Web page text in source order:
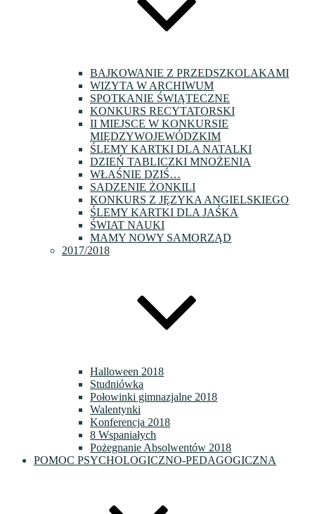
BAJKOWANIE Z PRZEDSZKOLAKAMI
WIZYTA W ARCHIWUM
SPOTKANIE ŚWIĄTECZNE
KONKURS RECYTATORSKI
II MIEJSCE W KONKURSIE
MIĘDZYWOJEWÓDZKIM
ŚLEMY KARTKI DLA NATALKI
DZIEŃ TABLICZKI MNOŻENIA
WŁAŚNIE DZIŚ…
SADZENIE ŻONKILI
KONKURS Z JĘZYKA ANGIELSKIEGO
ŚLEMY KARTKI DLA JAŚKA
ŚWIAT NAUKI
MAMY NOWY SAMORZĄD
2017/2018
Halloween 2018
Studniówka
Połowinki gimnazjalne 2018
Walentynki
Konferencja 2018
8 Wspaniałych
Pożegnanie Absolwentów 2018
POMOC PSYCHOLOGICZNO-PEDAGOGICZNA